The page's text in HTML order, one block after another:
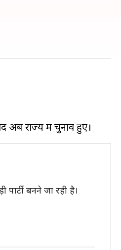
बनने जा रही है।